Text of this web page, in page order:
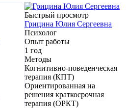
Быстрый просмотр
Грицина Юлия Сергеевна
Психолог
Опыт работы
1 год
Методы
Когнитивно-поведенческая
терапия (КПТ)
Ориентированная на
решения краткосрочная
терапия (ОРКТ)